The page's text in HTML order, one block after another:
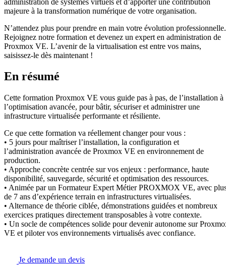
majeure à la transformation numérique de votre organisation.
N’attendez plus pour prendre en main votre évolution professionnelle.
Rejoignez notre formation et devenez un expert en administration de
Proxmox VE. L’avenir de la virtualisation est entre vos mains,
saisissez-le dès maintenant !
En résumé
Cette formation Proxmox VE vous guide pas à pas, de l’installation à
l’optimisation avancée, pour bâtir, sécuriser et administrer une
infrastructure virtualisée performante et résiliente.
Ce que cette formation va réellement changer pour vous :
• 5 jours pour maîtriser l’installation, la configuration et
l’administration avancée de Proxmox VE en environnement de
production.
• Approche concrète centrée sur vos enjeux : performance, haute
disponibilité, sauvegarde, sécurité et optimisation des ressources.
• Animée par un Formateur Expert Métier PROXMOX VE, avec
de 7 ans d’expérience terrain en infrastructures virtualisées.
• Alternance de théorie ciblée, démonstrations guidées et nombreux
exercices pratiques directement transposables à votre contexte.
• Un socle de compétences solide pour devenir autonome sur
VE et piloter vos environnements virtualisés avec confiance.
Je demande un devis